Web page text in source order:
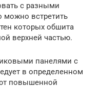
с разными
можно встретить
которых обшита
верхней частью.
панелями с
в определенном
повышенной